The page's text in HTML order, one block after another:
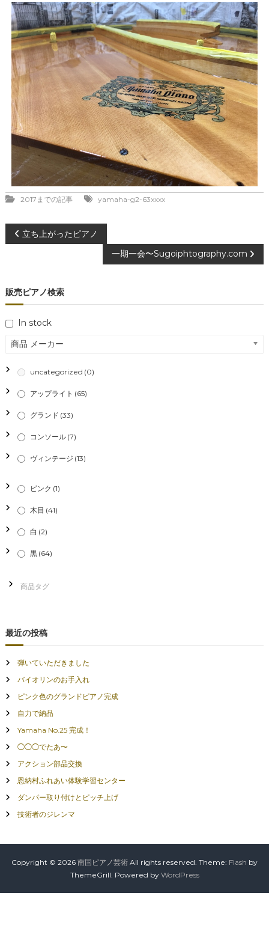
2017までの記事 yamaha-g2-63xxxx
投
ナ
ビ
ゲ
ー
シ
ョ
ン
立ち上がったピアノ
一期一会〜Sugoiphtography.com
販売ピアノ検索
In stock
商品 メーカー
uncategorized (0)
アップライト (65)
グランド (33)
コンソール (7)
ヴィンテージ (13)
ピンク (1)
木目 (41)
白 (2)
黒 (64)
最近の投稿
弾いていただきました
バイオリンのお手入れ
ピンク色のグランドピアノ完成
自力で納品
Yamaha No.25 完成！
◯◯◯でたあ〜
アクション部品交換
恩納村ふれあい体験学習センター
ダンパー取り付けとピッチ上げ
技術者のジレンマ
Copyright © 2026 南国ピアノ芸術 All rights reserved. Theme: Flash by
ThemeGrill. Powered by WordPress